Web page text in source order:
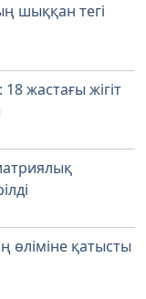
шыққан тегі
жастағы жігіт
өліміне қатысты